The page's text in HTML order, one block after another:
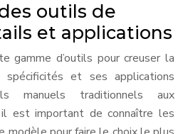
outils de
et applications
gamme d’outils pour creuser la
spécificités et ses applications
manuels traditionnels aux
est important de connaître les